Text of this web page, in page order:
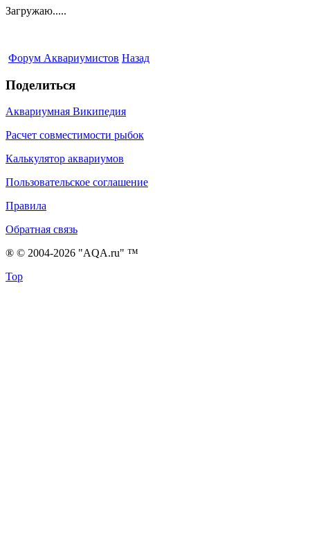
Загружаю.....
Форум Аквариумистов Назад
Поделиться
Аквариумная Википедия
Расчет совместимости рыбок
Калькулятор аквариумов
Пользовательское соглашение
Правила
Обратная связь
® © 2004-2026 "AQA.ru" ™
Top